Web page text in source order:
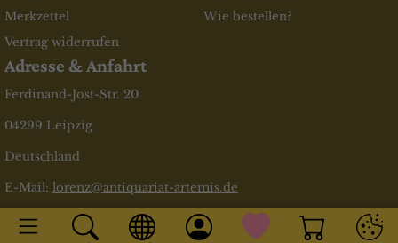
Merkzettel
Vertrag widerrufen
Wie bestellen?
Adresse & Anfahrt
Ferdinand-Jost-Str. 20
04299 Leipzig
Deutschland
E-Mail: lorenz@antiquariat-artemis.de
* inkl. MwSt., zzgl.Versandkosten